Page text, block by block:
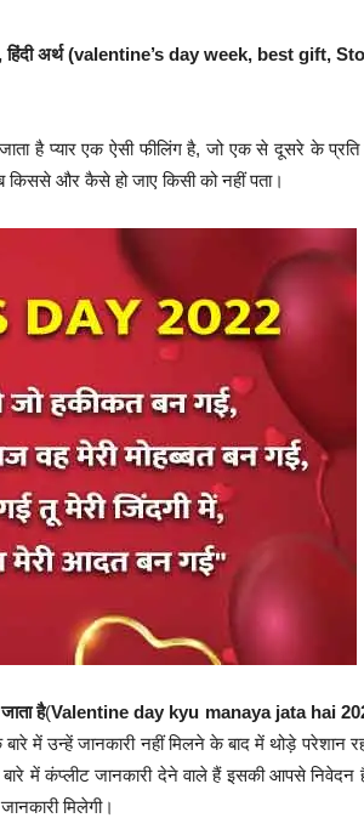
है, हिंदी अर्थ (valentine’s day week, best gift,
है प्यार एक ऐसी फीलिंग है, जो एक से दूसरे के प्रति
किससे और कैसे हो जाए किसी को नहीं पता।
है(Valentine day kyu manaya jata hai
में उन्हें जानकारी नहीं मिलने के बाद में थोड़े परेशान
में कंप्लीट जानकारी देने वाले हैं इसकी आपसे निवेदन
मिलेगी।